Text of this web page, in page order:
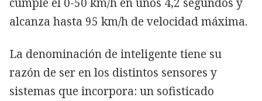
alcanza hasta 95 km/h de velocidad máxima.
La denominación de inteligente tiene su
razón de ser en los distintos sensores y
sistemas que incorpora: un sofisticado